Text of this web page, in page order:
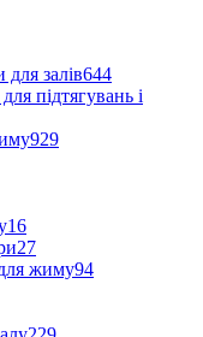
залів644
підтягувань і
929
16
27
жиму94